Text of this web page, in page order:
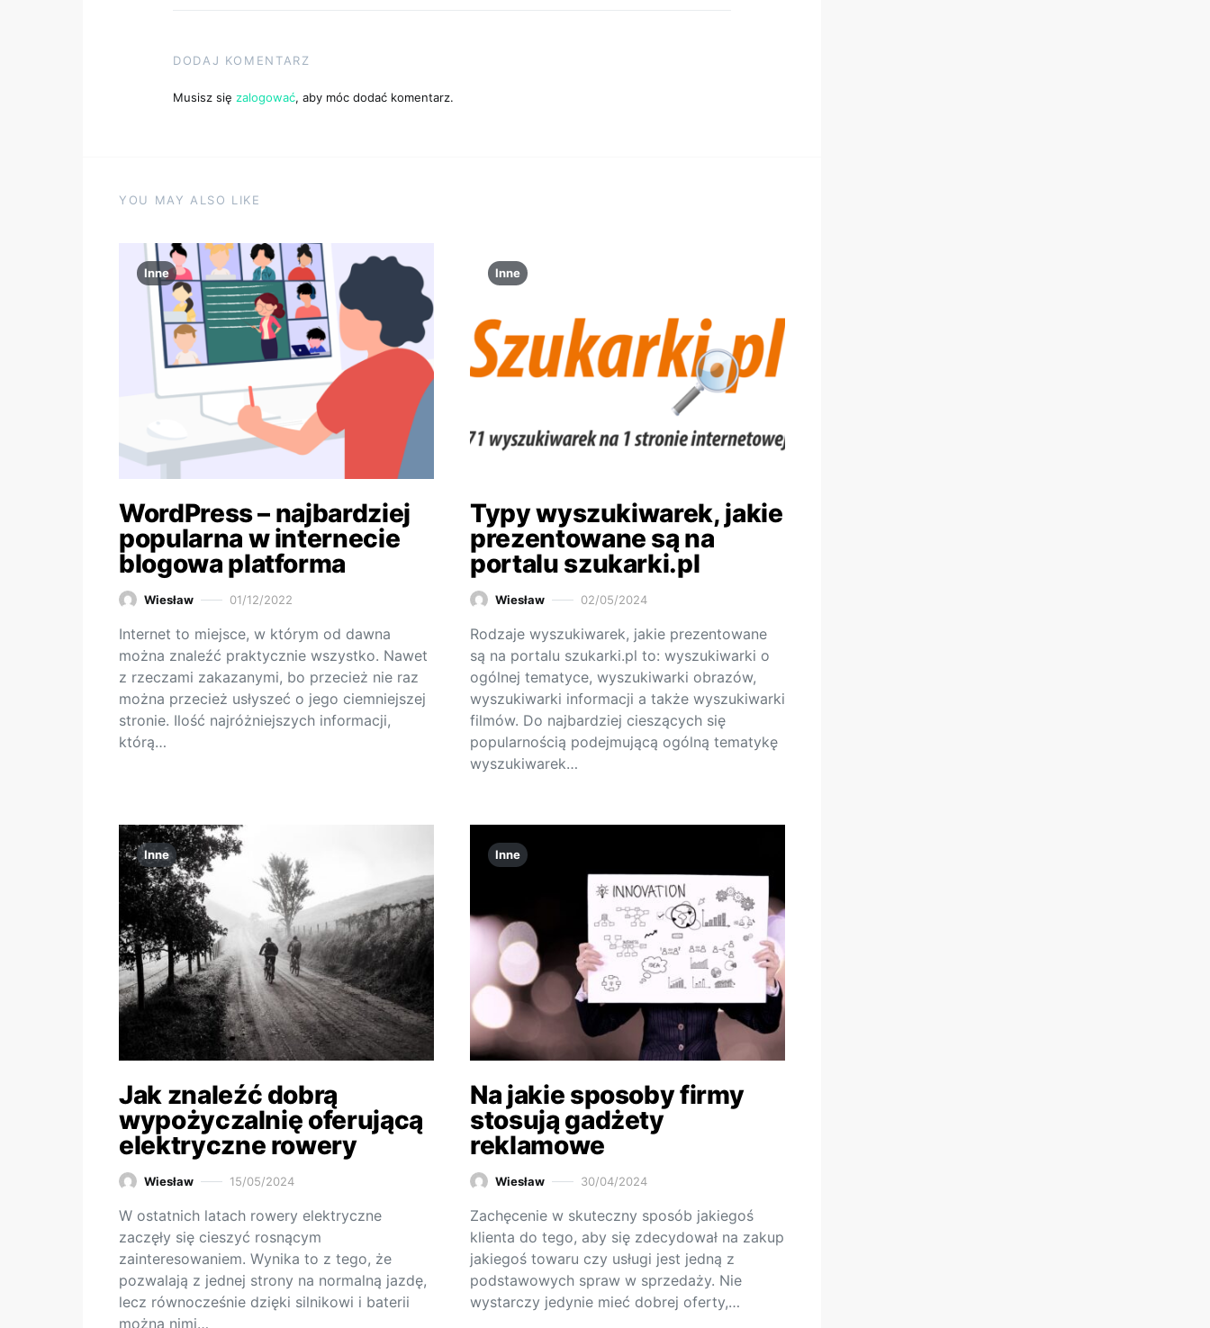
DODAJ KOMENTARZ
Musisz się zalogować, aby móc dodać komentarz.
YOU MAY ALSO LIKE
Inne
WordPress – najbardziej
popularna w internecie
blogowa platforma
Wiesław 01/12/2022
Internet to miejsce, w którym od dawna
można znaleźć praktycznie wszystko. Nawet
z rzeczami zakazanymi, bo przecież nie raz
można przecież usłyszeć o jego ciemniejszej
stronie. Ilość najróżniejszych informacji,
którą…
Inne
Typy wyszukiwarek, jakie
prezentowane są na
portalu szukarki.pl
Wiesław 02/05/2024
Rodzaje wyszukiwarek, jakie prezentowane
są na portalu szukarki.pl to: wyszukiwarki o
ogólnej tematyce, wyszukiwarki obrazów,
wyszukiwarki informacji a także wyszukiwarki
filmów. Do najbardziej cieszących się
popularnością podejmującą ogólną tematykę
wyszukiwarek…
Inne
Jak znaleźć dobrą
wypożyczalnię oferującą
elektryczne rowery
Wiesław 15/05/2024
W ostatnich latach rowery elektryczne
zaczęły się cieszyć rosnącym
zainteresowaniem. Wynika to z tego, że
pozwalają z jednej strony na normalną jazdę,
lecz równocześnie dzięki silnikowi i baterii
można nimi…
Inne
Na jakie sposoby firmy
stosują gadżety
reklamowe
Wiesław 30/04/2024
Zachęcenie w skuteczny sposób jakiegoś
klienta do tego, aby się zdecydował na zakup
jakiegoś towaru czy usługi jest jedną z
podstawowych spraw w sprzedaży. Nie
wystarczy jedynie mieć dobrej oferty,…